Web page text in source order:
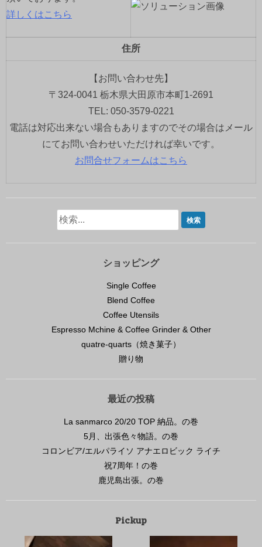
詳しくはこちら
住所
【お問い合わせ先】
〒324-0041 栃木県大田原市本町1-2691
TEL: 050-3579-0221
電話は対応出来ない場合もありますのでその場合はメール
にてお問い合わせいただければ幸いです。
お問合せフォームはこちら
ショッピング
Single Coffee
Blend Coffee
Coffee Utensils
Espresso Mchine & Coffee Grinder & Other
quatre-quarts（焼き菓子）
贈り物
最近の投稿
La sanmarco 20/20 TOP 納品。の巻
5月、出張色々物語。の巻
コロンビア/エルパライソ アナエロビック ライチ
祝7周年！の巻
鹿児島出張。の巻
Pickup